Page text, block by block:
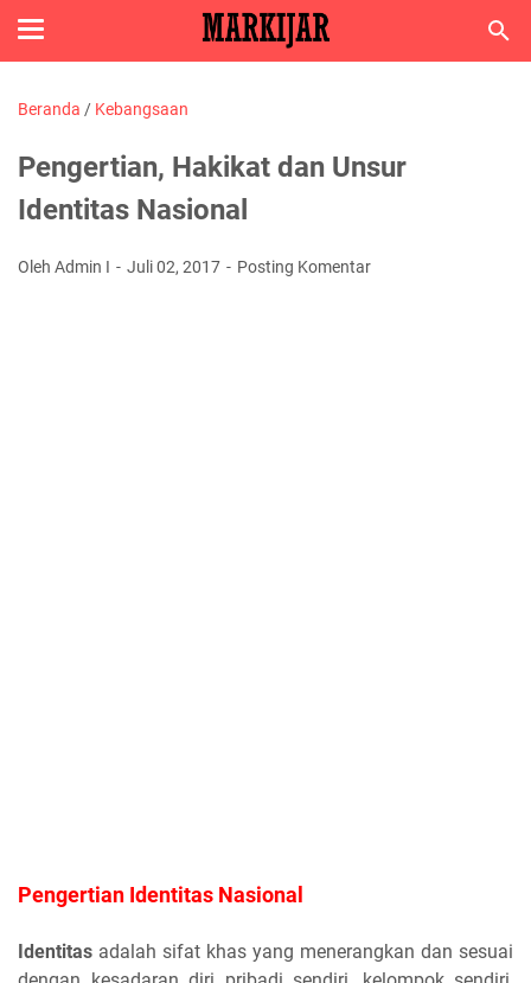
Beranda / Kebangsaan
Pengertian, Hakikat dan Unsur
Identitas Nasional
Oleh Admin I Juli 02, 2017 Posting Komentar
Pengertian Identitas Nasional
Identitas adalah sifat khas yang menerangkan dan sesuai